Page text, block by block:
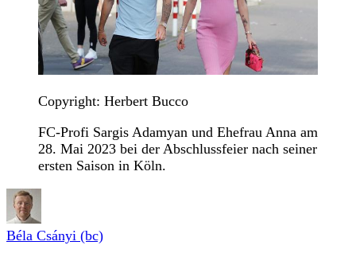
Copyright: Herbert Bucco
FC-Profi Sargis Adamyan und Ehefrau Anna am
28. Mai 2023 bei der Abschlussfeier nach seiner
ersten Saison in Köln.
Béla Csányi (bc)